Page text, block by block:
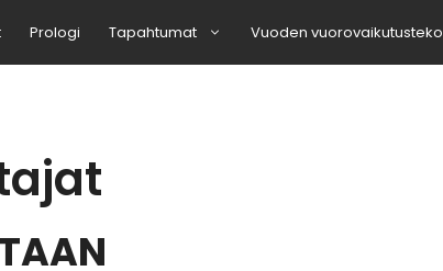
Prologi Tapahtumat Vuoden vuorovaikutusteko